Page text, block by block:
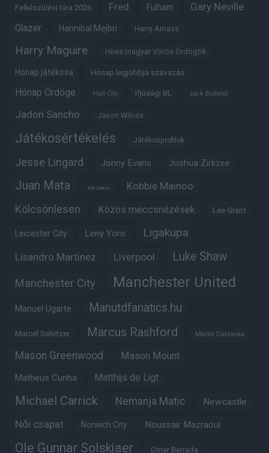
Felkészülési túra 2026 Fred Fulham Gary Neville
Glazer Hannibal Mejbri Harry Amass
Harry Maguire Híres magyar Vörös Ördögök
Hónap játékosa Hónap legjobbja szavazás
Hónap Ördöge Hull City Ifjúsági BL Jack Butland
Jadon Sancho Jason Wilcox
Játékosértékelés Játékosprofilok
Jesse Lingard Jonny Evans Joshua Zirkzee
Juan Mata Karl Darlow Kobbie Mainoo
Kölcsönlesen Közös meccsnézések Lee Grant
Leicester City Leny Yoro Ligakupa
Lisandro Martinez Liverpool Luke Shaw
Manchester City Manchester United
Manuel Ugarte Manutdfanatics.hu
Marcel Sabitzer Marcus Rashford Martin Dubravka
Mason Greenwood Mason Mount
Matheus Cunha Matthijs de Ligt
Michael Carrick Nemanja Matic Newcastle
Női csapat Norwich City Noussair Mazraoui
Ole Gunnar Solskjaer Omar Berrada